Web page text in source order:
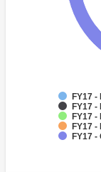
FY17
FY17
FY17
FY17
FY17